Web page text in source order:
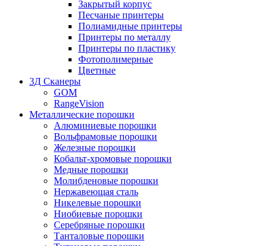
Закрытый корпус
Песчаные принтеры
Полиамидные принтеры
Принтеры по металлу
Принтеры по пластику
Фотополимерные
Цветные
3Д Сканеры
GOM
RangeVision
Металлические порошки
Алюминиевые порошки
Вольфрамовые порошки
Железные порошки
Кобальт-хромовые порошки
Медные порошки
Молибденовые порошки
Нержавеющая сталь
Никелевые порошки
Ниобиевые порошки
Серебряные порошки
Танталовые порошки